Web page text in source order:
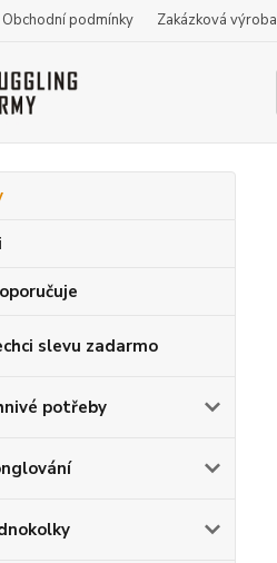
Obchodní podmínky Zakázková výroba
slevu zadarmo
potřeby